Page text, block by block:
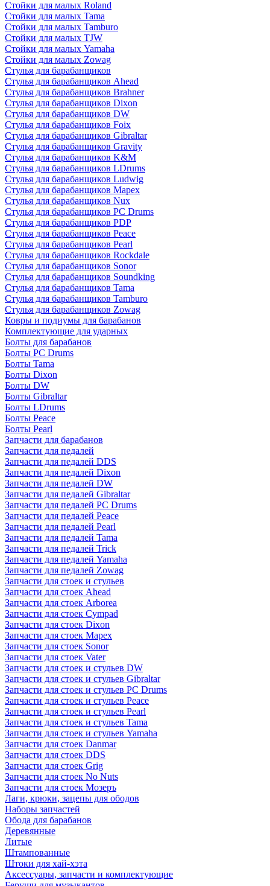
Стойки для малых Roland
Стойки для малых Tama
Стойки для малых Tamburo
Стойки для малых TJW
Стойки для малых Yamaha
Стойки для малых Zowag
Стулья для барабанщиков
Стулья для барабанщиков Ahead
Стулья для барабанщиков Brahner
Стулья для барабанщиков Dixon
Стулья для барабанщиков DW
Стулья для барабанщиков Foix
Стулья для барабанщиков Gibraltar
Стулья для барабанщиков Gravity
Стулья для барабанщиков K&M
Стулья для барабанщиков LDrums
Стулья для барабанщиков Ludwig
Стулья для барабанщиков Mapex
Стулья для барабанщиков Nux
Стулья для барабанщиков PC Drums
Стулья для барабанщиков PDP
Стулья для барабанщиков Peace
Стулья для барабанщиков Pearl
Стулья для барабанщиков Rockdale
Стулья для барабанщиков Sonor
Стулья для барабанщиков Soundking
Стулья для барабанщиков Tama
Стулья для барабанщиков Tamburo
Стулья для барабанщиков Zowag
Ковры и подиумы для барабанов
Комплектующие для ударных
Болты для барабанов
Болты PC Drums
Болты Tama
Болты Dixon
Болты DW
Болты Gibraltar
Болты LDrums
Болты Peace
Болты Pearl
Запчасти для барабанов
Запчасти для педалей
Запчасти для педалей DDS
Запчасти для педалей Dixon
Запчасти для педалей DW
Запчасти для педалей Gibraltar
Запчасти для педалей PC Drums
Запчасти для педалей Peace
Запчасти для педалей Pearl
Запчасти для педалей Tama
Запчасти для педалей Trick
Запчасти для педалей Yamaha
Запчасти для педалей Zowag
Запчасти для стоек и стульев
Запчасти для стоек Ahead
Запчасти для стоек Arborea
Запчасти для стоек Cympad
Запчасти для стоек Dixon
Запчасти для стоек Mapex
Запчасти для стоек Sonor
Запчасти для стоек Vater
Запчасти для стоек и стульев DW
Запчасти для стоек и стульев Gibraltar
Запчасти для стоек и стульев PC Drums
Запчасти для стоек и стульев Peace
Запчасти для стоек и стульев Pearl
Запчасти для стоек и стульев Tama
Запчасти для стоек и стульев Yamaha
Запчасти для стоек Danmar
Запчасти для стоек DDS
Запчасти для стоек Grig
Запчасти для стоек No Nuts
Запчасти для стоек Мозеръ
Лаги, крюки, зацепы для ободов
Наборы запчастей
Обода для барабанов
Деревянные
Литые
Штампованные
Штоки для хай-хэта
Аксессуары, запчасти и комплектующие